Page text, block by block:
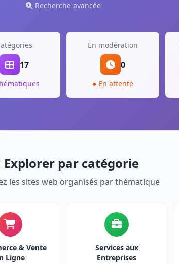
Recherche avancée
17
En modération
0
● En attente
Explorer par catégorie
les sites web organisés par thématique
& Vente
Ligne
Services aux
Entreprises